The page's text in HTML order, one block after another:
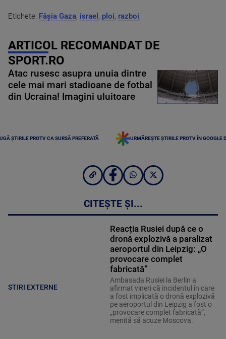
Etichete: Fâșia Gaza, israel , ploi, razboi,
ARTICOL RECOMANDAT DE
SPORT.RO
Atac rusesc asupra unuia dintre
cele mai mari stadioane de fotbal
din Ucraina! Imagini uluitoare
ȘTIRILE PROTV CA SURSĂ PREFERATĂ URMĂREȘTE ȘTIRILE PROTV ÎN GOOGLE
CITEȘTE ȘI...
STIRI EXTERNE
Reacția Rusiei după ce o
dronă explozivă a paralizat
aeroportul din Leipzig: „O
provocare complet
fabricată”
Ambasada Rusiei la Berlin a
afirmat vineri că incidentul în care
a fost implicată o dronă explozivă
pe aeroportul din Leipzig a fost o
„provocare complet fabricată”,
menită să acuze Moscova.